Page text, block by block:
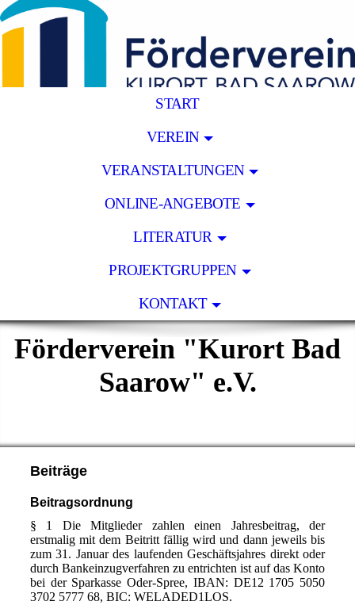
START
VEREIN
VERANSTALTUNGEN
ONLINE-ANGEBOTE
LITERATUR
PROJEKTGRUPPEN
KONTAKT
Förderverein "Kurort Bad
Saarow" e.V.
Beiträge
Beitragsordnung
§ 1 Die Mitglieder zahlen einen Jahresbeitrag, der
erstmalig mit dem Beitritt fällig wird und dann jeweils bis
zum 31. Januar des laufenden Geschäftsjahres direkt oder
durch Bankeinzugverfahren zu entrichten ist auf das Konto
bei der Sparkasse Oder-Spree, IBAN: DE12 1705 5050
3702 5777 68, BIC: WELADED1LOS.